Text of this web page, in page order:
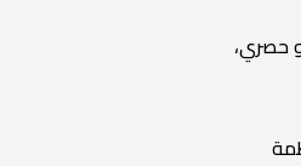
حصري،